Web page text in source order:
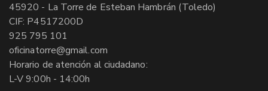
45920 - La Torre de Esteban Hambrán (Toledo)
CIF: P4517200D
925 795 101
oficinatorre@gmail.com
Horario de atención al ciudadano:
L-V 9:00h - 14:00h